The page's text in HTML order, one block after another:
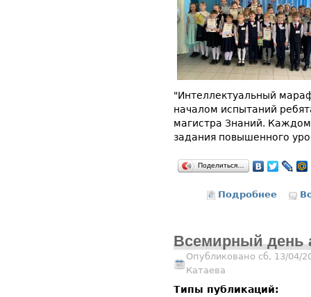
"Интеллектуальный
началом испытаний
магистра Знаний.
задания повышенного
Поделиться…
Подробнее о
Всемирный день
Опубликовано сб, 13/04/
Катаева
Типы публикаций: